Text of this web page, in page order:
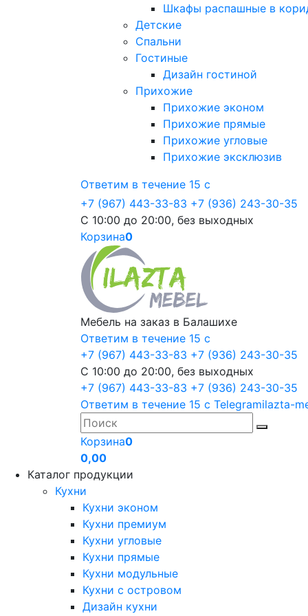
Шкафы распашные в
Детские
Спальни
Гостиные
Дизайн гостиной
Прихожие
Прихожие эконом
Прихожие прямые
Прихожие угловые
Прихожие эксклюзив
Ответим в течение 15 с
+7 (967) 443-33-83 +7 (936) 243-30-35
С 10:00 до 20:00, без выходных
Корзина0
Мебель на заказ в Балашихе
Ответим в течение 15 с
+7 (967) 443-33-83 +7 (936) 243-30-35
С 10:00 до 20:00, без выходных
+7 (967) 443-33-83 +7 (936) 243-30-35
Ответим в течение 15 с Telegramilazta-
Корзина0
0,00
Каталог продукции
Кухни
Кухни эконом
Кухни премиум
Кухни угловые
Кухни прямые
Кухни модульные
Кухни с островом
Дизайн кухни